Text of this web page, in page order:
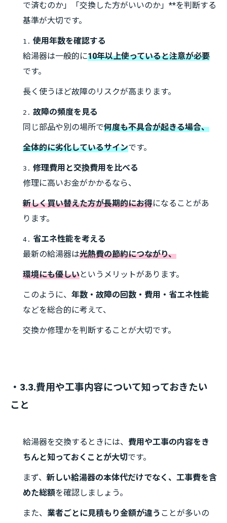
で済むのか」「交換した方がいいのか」**を判断する
基準が大切です。
1. 使用年数を確認する
給湯器は一般的に10年以上使っていると注意が必要
です。
長く使うほど故障のリスクが高まります。
2. 故障の頻度を見る
同じ部品や別の場所で何度も不具合が起きる場合、
全体的に劣化しているサインです。
3. 修理費用と交換費用を比べる
修理に高いお金がかかるなら、
新しく買い替えた方が長期的にお得になることがあ
ります。
4. 省エネ性能を考える
最新の給湯器は光熱費の節約につながり、
環境にも優しいというメリットがあります。
このように、 年数・故障の回数・費用・省エネ性能
などを総合的に考えて、
交換か修理かを判断することが大切です。
・3.3.費用や工事内容について知っておきたい
こと
給湯器を交換するときには、 費用や工事の内容をき
ちんと知っておくことが大切です。
まず、 新しい給湯器の本体代だけでなく、工事費を含
めた総額を確認しましょう。
また、 業者ごとに見積もり金額が違う ことが多いの